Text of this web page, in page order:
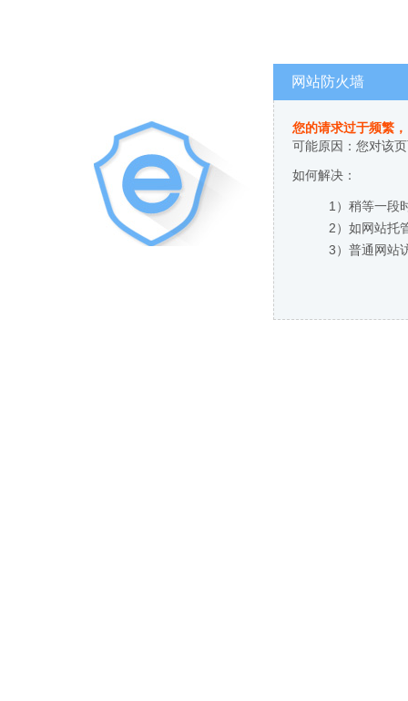
网站防火墙
您的请求过于频繁
可能原因：您对该
如何解决：
1）稍等一段
2）如网站托
3）普通网站